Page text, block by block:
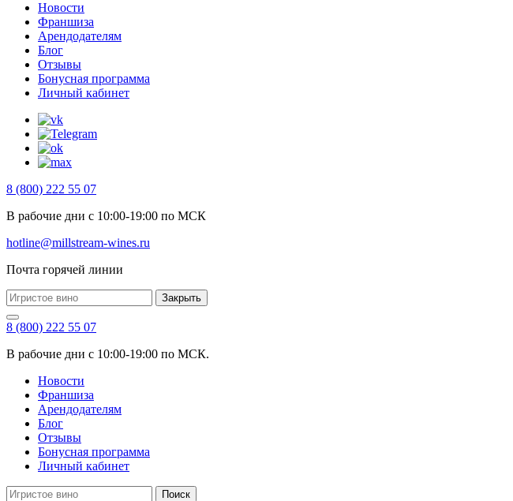
Новости
Франшиза
Арендодателям
Блог
Отзывы
Бонусная программа
Личный кабинет
8 (800) 222 55 07
В рабочие дни с 10:00-19:00 по МСК
hotline@millstream-wines.ru
Почта горячей линии
Закрыть
8 (800) 222 55 07
В рабочие дни с 10:00-19:00 по МСК.
Новости
Франшиза
Арендодателям
Блог
Отзывы
Бонусная программа
Личный кабинет
Поиск